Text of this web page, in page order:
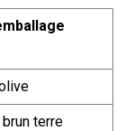
terre